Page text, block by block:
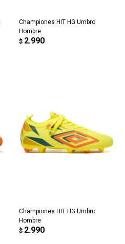
Championes HIT HG Umbro
Hombre
$ 2.990
Championes HIT HG Umbro
Hombre
$ 2.990